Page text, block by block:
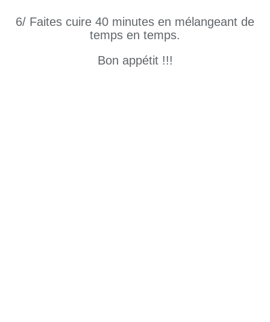
6/ Faites cuire 40 minutes en mélangeant de
temps en temps.
Bon appétit !!!